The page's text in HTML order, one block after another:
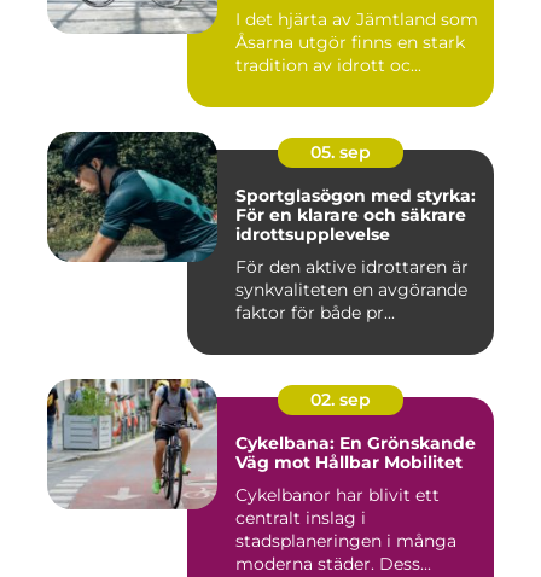
I det hjärta av Jämtland som
Åsarna utgör finns en stark
tradition av idrott oc...
05. sep
Sportglasögon med styrka:
För en klarare och säkrare
idrottsupplevelse
För den aktive idrottaren är
synkvaliteten en avgörande
faktor för både pr...
02. sep
Cykelbana: En Grönskande
Väg mot Hållbar Mobilitet
Cykelbanor har blivit ett
centralt inslag i
stadsplaneringen i många
moderna städer. Dess...